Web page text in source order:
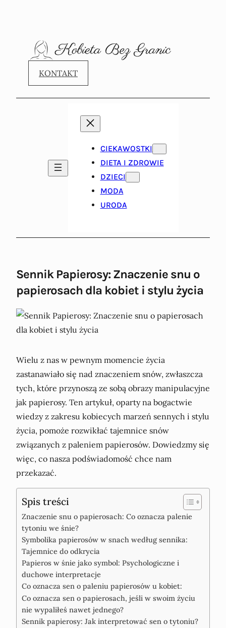
KONTAKT
CIEKAWOSTKI
DIETA I ZDROWIE
DZIECI
MODA
URODA
Sennik Papierosy: Znaczenie snu o
papierosach dla kobiet i stylu życia
Wielu z nas w pewnym momencie życia
zastanawiało się nad znaczeniem snów, zwłaszcza
tych, które przynoszą ze sobą obrazy manipulacyjne
jak papierosy. Ten artykuł, oparty na bogactwie
wiedzy z zakresu kobiecych marzeń sennych i stylu
życia, pomoże rozwikłać tajemnice snów
związanych z paleniem papierosów. Dowiedzmy się
więc, co nasza podświadomość chce nam
przekazać.
Spis treści
Znaczenie snu o papierosach: Co oznacza palenie
tytoniu we śnie?
Symbolika papierosów w snach według sennika:
Tajemnice do odkrycia
Papieros w śnie jako symbol: Psychologiczne i
duchowe interpretacje
Co oznacza sen o paleniu papierosów u kobiet:
Co oznacza sen o papierosach, jeśli w swoim życiu
nie wypaliłeś nawet jednego?
Sennik papierosy: Jak interpretować sen o tytoniu?